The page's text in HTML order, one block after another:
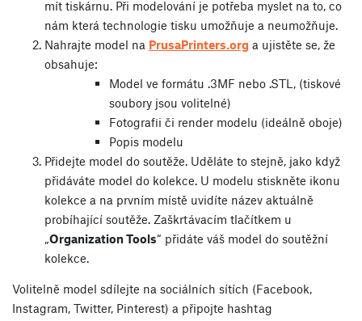
mít tiskárnu. Při modelování je potřeba myslet na to, co
nám která technologie tisku umožňuje a neumožňuje.
Nahrajte model na PrusaPrinters.org a ujistěte se, že
obsahuje:
Model ve formátu .3MF nebo .STL, (tiskové
soubory jsou volitelné)
Fotografii či render modelu (ideálně oboje)
Popis modelu
Přidejte model do soutěže. Uděláte to stejně, jako když
přidáváte model do kolekce. U modelu stiskněte ikonu
kolekce a na prvním místě uvidíte název aktuálně
probíhající soutěže. Zaškrtávacím tlačítkem u
„Organization Tools“ přidáte váš model do soutěžní
kolekce.
Volitelně model sdílejte na sociálních sítích (Facebook,
Instagram, Twitter, Pinterest) a připojte hashtag